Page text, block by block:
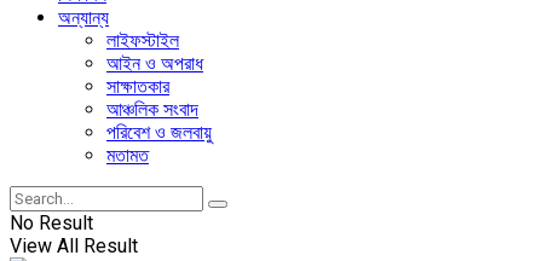
অন্যান্য
লাইফস্টাইল
আইন ও অপরাধ
সাক্ষাতকার
আঞ্চলিক সংবাদ
পরিবেশ ও জলবায়ু
মতামত
No Result
View All Result